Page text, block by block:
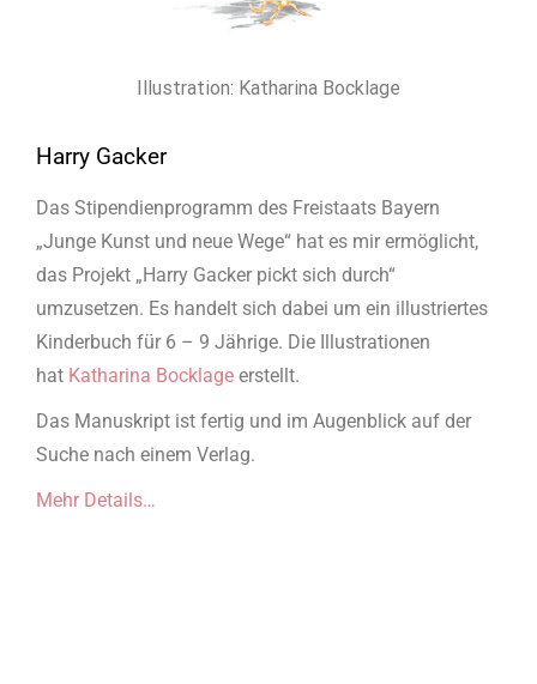
Illustration: Katharina Bocklage
Harry Gacker
Das Stipendienprogramm des Freistaats Bayern
„Junge Kunst und neue Wege“ hat es mir ermöglicht,
das Projekt „Harry Gacker pickt sich durch“
umzusetzen. Es handelt sich dabei um ein illustriertes
Kinderbuch für 6 – 9 Jährige. Die Illustrationen
hat Katharina Bocklage erstellt.
Das Manuskript ist fertig und im Augenblick auf der
Suche nach einem Verlag.
Mehr Details…